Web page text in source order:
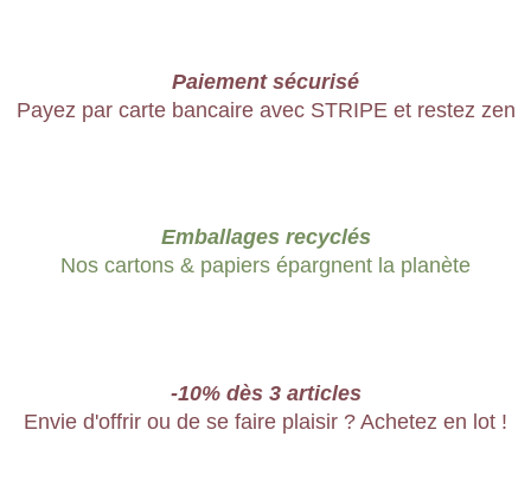
Paiement sécurisé
Payez par carte bancaire avec STRIPE et restez zen
Emballages recyclés
Nos cartons & papiers épargnent la planète
-10% dès 3 articles
Envie d'offrir ou de se faire plaisir ? Achetez en lot !